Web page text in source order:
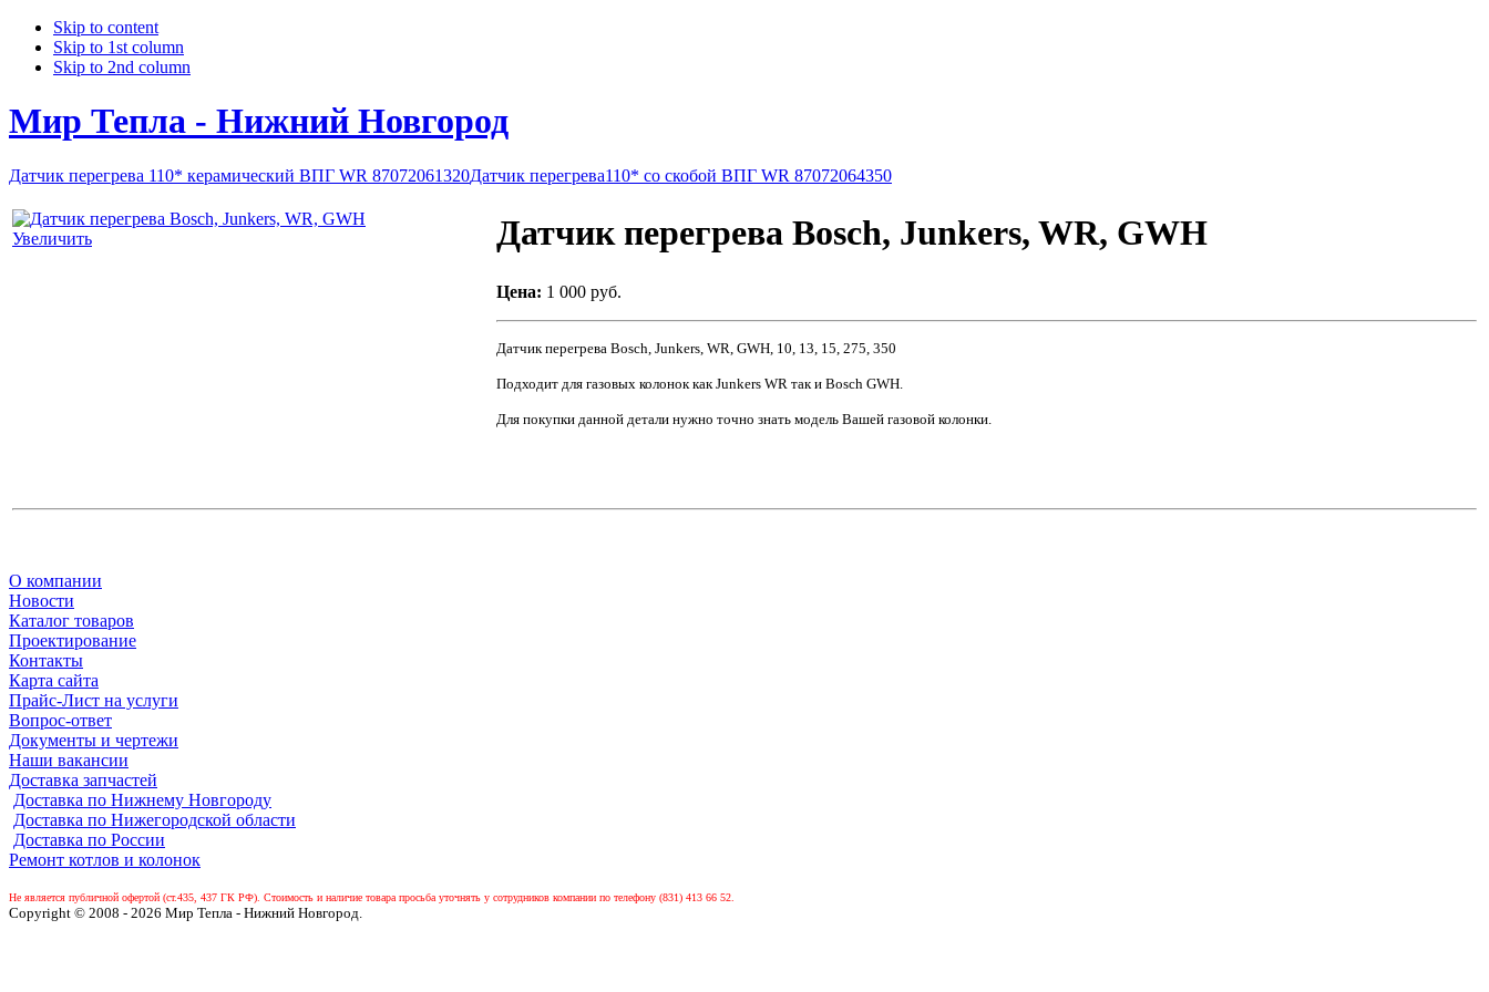
Skip to content
Skip to 1st column
Skip to 2nd column
Мир Тепла - Нижний Новгород
Датчик перегрева 110* керамический ВПГ WR 87072061320Датчик перегрева110* со скобой ВПГ WR 87072064350
Увеличить Датчик перегрева Bosch, Junkers, WR, GWH
Цена: 1 000 руб.
Датчик перегрева Bosch, Junkers, WR, GWH, 10, 13, 15, 275, 350
Подходит для газовых колонок как Junkers WR так и Bosch GWH.
Для покупки данной детали нужно точно знать модель Вашей газовой колонки.
О компании
Новости
Каталог товаров
Проектирование
Контакты
Карта сайта
Прайс-Лист на услуги
Вопрос-ответ
Документы и чертежи
Наши вакансии
Доставка запчастей
Доставка по Нижнему Новгороду
Доставка по Нижегородской области
Доставка по России
Ремонт котлов и колонок
Не является публичной офертой (ст.435, 437 ГК РФ). Стоимость и наличие товара просьба уточнять у сотрудников компании по телефону (831) 413 66 52.
Copyright © 2008 - 2026 Мир Тепла - Нижний Новгород.